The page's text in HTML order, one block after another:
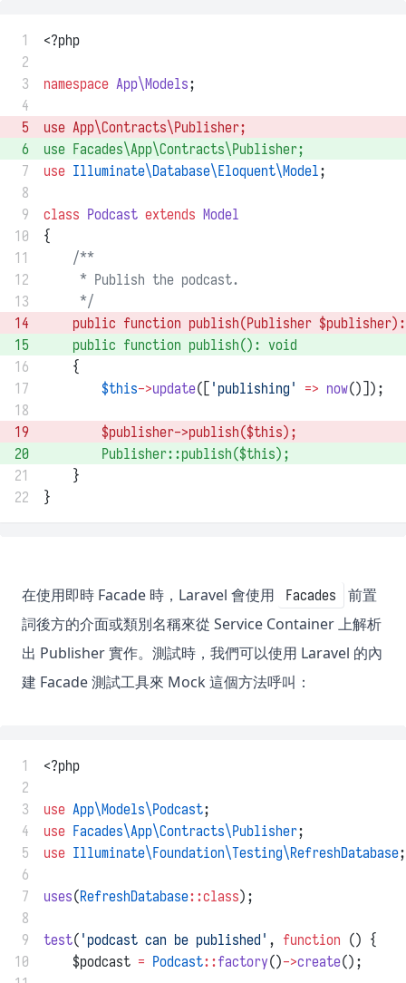
1
<?php
2
3
namespace App\Models;
4
5
use App\Contracts\Publisher;
6
use Facades\App\Contracts\Publisher;
7
use Illuminate\Database\Eloquent\Model;
8
9
class Podcast extends Model
10
{
11
/**
12
     * Publish the podcast.
13
     */
14
public function publish(Publisher $publisher) :
15
public function publish() : void
16
    {
17
$this->update([ 'publishing' => now()]);
18
19
        $publisher
->publish($this);
20
Publisher::publish($this);
21
    }
22
}
在使用即時 Facade 時，Laravel 會使用 Facades
前置
詞後方的介面或類別名稱來從 Service Container 上解析
出 Publisher 實作。測試時，我們可以使用 Laravel 的內
建 Facade 測試工具來 Mock 這個方法呼叫：
1
<?php
2
3
use App\Models\Podcast;
4
use Facades\App\Contracts\Publisher;
5
use Illuminate\Foundation\Testing\RefreshDatabase;
6
7
uses(RefreshDatabase::class);
8
9
test( 'podcast can be published' , function () {
10
    $podcast
= Podcast::factory()->create();